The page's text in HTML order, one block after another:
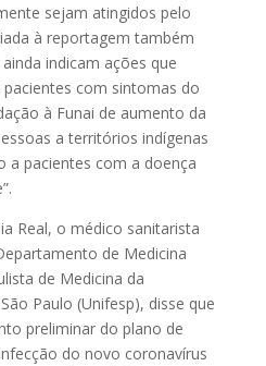
sejam atingidos pelo
à reportagem também
indicam ações que
com sintomas do
à Funai de aumento da
a territórios indígenas
a pacientes com a doença
Real, o médico sanitarista
de Medicina
de Medicina da
Paulo (Unifesp), disse que
preliminar do plano de
do novo coronavírus